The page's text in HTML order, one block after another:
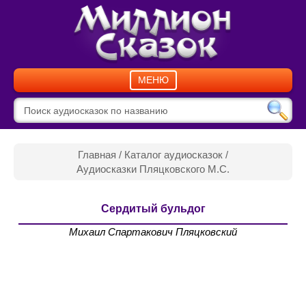
МЕНЮ
Главная / Каталог аудиосказок /
Аудиосказки Пляцковского М.С.
Сердитый бульдог
Михаил Спартакович Пляцковский